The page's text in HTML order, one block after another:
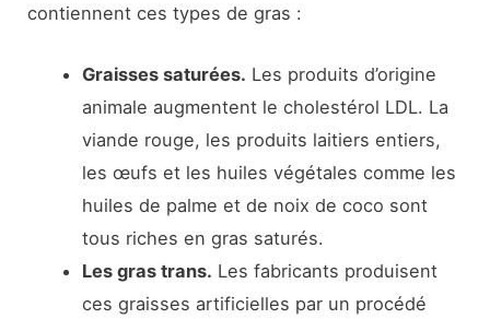
contiennent ces types de gras :
Graisses saturées. Les produits d’origine
animale augmentent le cholestérol LDL. La
viande rouge, les produits laitiers entiers,
les œufs et les huiles végétales comme les
huiles de palme et de noix de coco sont
tous riches en gras saturés.
Les gras trans. Les fabricants produisent
ces graisses artificielles par un procédé